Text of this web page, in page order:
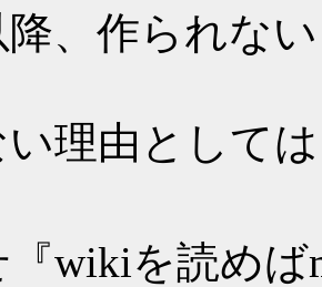
降、作られな
理由として
『wikiを読め